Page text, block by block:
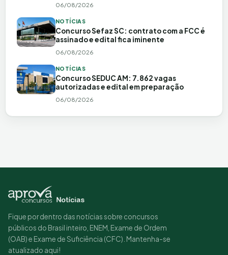
06/08/2026
NOTÍCIAS
Concurso Sefaz SC: contrato com a FCC é
assinado e edital fica iminente
06/08/2026
NOTÍCIAS
Concurso SEDUC AM: 7.862 vagas
autorizadas e edital em preparação
06/08/2026
Fique por dentro das notícias sobre concursos
públicos do Brasil inteiro, ENEM, Exame de Ordem
(OAB) e Exame de Suficiência (CFC). Mantenha-se
atualizado aqui!